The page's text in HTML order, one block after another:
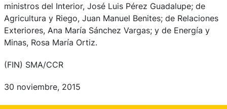
ministros del Interior, José Luis Pérez Guadalupe; de
Agricultura y Riego, Juan Manuel Benites; de Relaciones
Exteriores, Ana María Sánchez Vargas; y de Energía y
Minas, Rosa María Ortiz.
(FIN) SMA/CCR
30 noviembre, 2015